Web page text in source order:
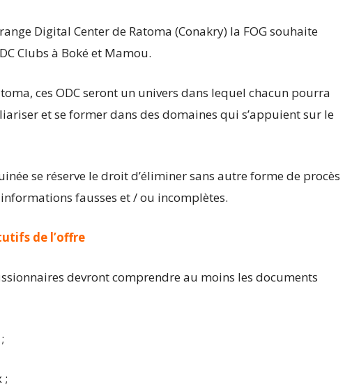
Digital Center de Ratoma (Conakry) la FOG souhaite
Clubs à Boké et Mamou.
ces ODC seront un univers dans lequel chacun pourra
et se former dans des domaines qui s’appuient sur le
se réserve le droit d’éliminer sans autre forme de procès
fausses et / ou incomplètes.
de l’offre
devront comprendre au moins les documents
;